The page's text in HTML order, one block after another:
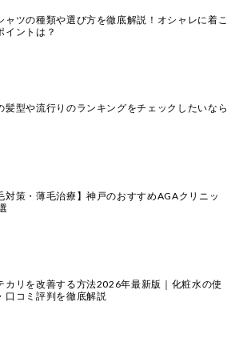
ャツの種類や選び方を徹底解説！オシャレに着こ
イントは？
髪型や流行りのランキングをチェックしたいなら
対策・薄毛治療】神戸のおすすめAGAクリニッ
カリを改善する方法2026年最新版｜化粧水の使
口コミ評判を徹底解説